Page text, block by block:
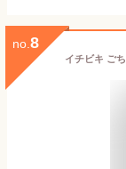
no. 8